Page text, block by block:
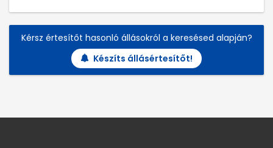
Kérsz értesítőt hasonló állásokról a keresésed alapján?
Készíts állásértesítőt!